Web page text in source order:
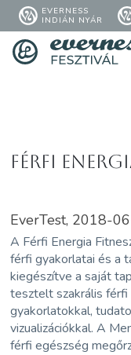
EVERNESS
INDIÁN NYÁR
Férfi
EverTest, 2018-
A Férfi Energia
férfi gyakorlatai és a
kiegészítve a saját
tesztelt szakrális
gyakorlatokkal,
vizualizációkkal. A
férfi egészség